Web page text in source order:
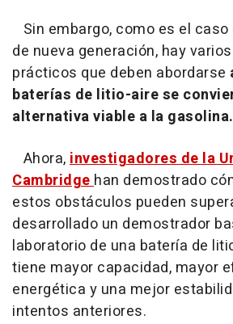
Sin embargo, como es el
de nueva generación, hay
prácticos que deben abordarse
baterías de litio-aire se
alternativa viable a la gasolina.
Ahora,investigadores de la
Cambridgehan demostrado
estos obstáculos pueden
desarrollado un demostrador
laboratorio de una batería de
tiene mayor capacidad, mayor
energética y una mejor
intentos anteriores.